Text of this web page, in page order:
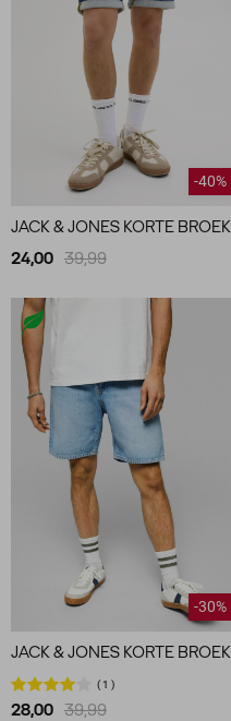
-40%
JACK & JONES KORTE BROEK
24,00 39,99
-30%
JACK & JONES KORTE BROEK
1
28,00 39,99